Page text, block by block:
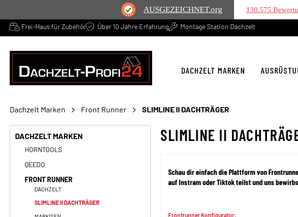
AUSGEZEICHNET.org 130.575
Zur Hauptnavigation springen
Frei-Haus für Zubehör Über 10 Jahre Erfahrung Montage Station Dachzelt
DACHZELT MARKEN
Dachzelt Marken Front Runner SLIMLINE II DACHTRÄGER
DACHZELT MARKEN
HORNTOOLS
QEEDO
FRONT RUNNER
DACHZELT
SLIMLINE II DACHTRÄGER
SLIMLINE II
Schau dir einfach die Plattform von
auf Instram oder Tiktok teilst und uns
Frontrunner Konfigurator: